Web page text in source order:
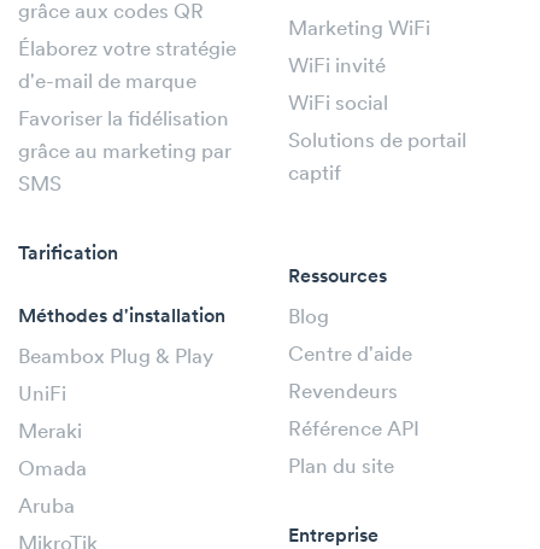
grâce aux codes QR
Élaborez votre stratégie
d'e-mail de marque
Favoriser la fidélisation
grâce au marketing par
SMS
Tarification
Méthodes d'installation
Beambox Plug & Play
UniFi
Meraki
Omada
Aruba
MikroTik
Marketing WiFi
WiFi invité
WiFi social
Solutions de portail
captif
Ressources
Blog
Centre d'aide
Revendeurs
Référence API
Plan du site
Entreprise